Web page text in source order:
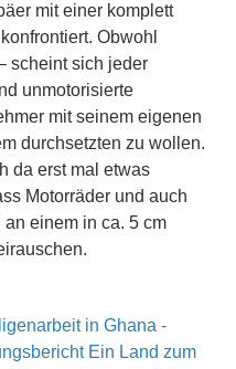
mit einer komplett
Obwohl
scheint sich jeder
unmotorisierte
mit seinem eigenen
durchsetzten zu wollen.
da erst mal etwas
Motorräder und auch
einem in ca. 5 cm
in Ghana -
Ein Land zum